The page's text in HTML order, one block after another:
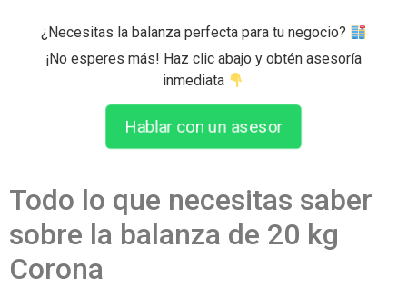
¿Necesitas la balanza perfecta para tu negocio?
¡No esperes más! Haz clic abajo y obtén asesoría
inmediata
Hablar con un asesor
Todo lo que necesitas saber
sobre la balanza de 20 kg
Corona